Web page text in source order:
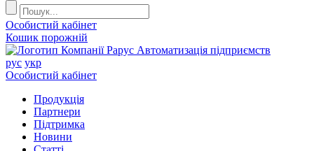
Особистий кабінет
Кошик порожній
Автоматизація підприємств
рус укр
Особистий кабінет
Продукцiя
Партнери
Пiдтримка
Новини